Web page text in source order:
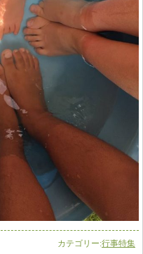
カテゴリー:行事特集